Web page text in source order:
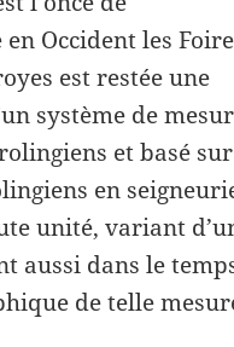
Occident les
est restée une
système de
et basé sur
en
unité, variant
aussi dans le
de telle